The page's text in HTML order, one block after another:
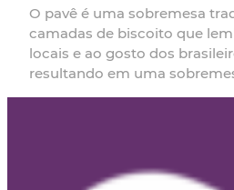
O pavê é uma sobremesa
camadas de biscoito que
locais e ao gosto dos
resultando em uma